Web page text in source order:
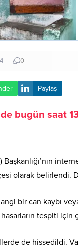
0
Paylaş
bugün saat
olarak
bir can kaybı
tespiti için
de hissedildi.